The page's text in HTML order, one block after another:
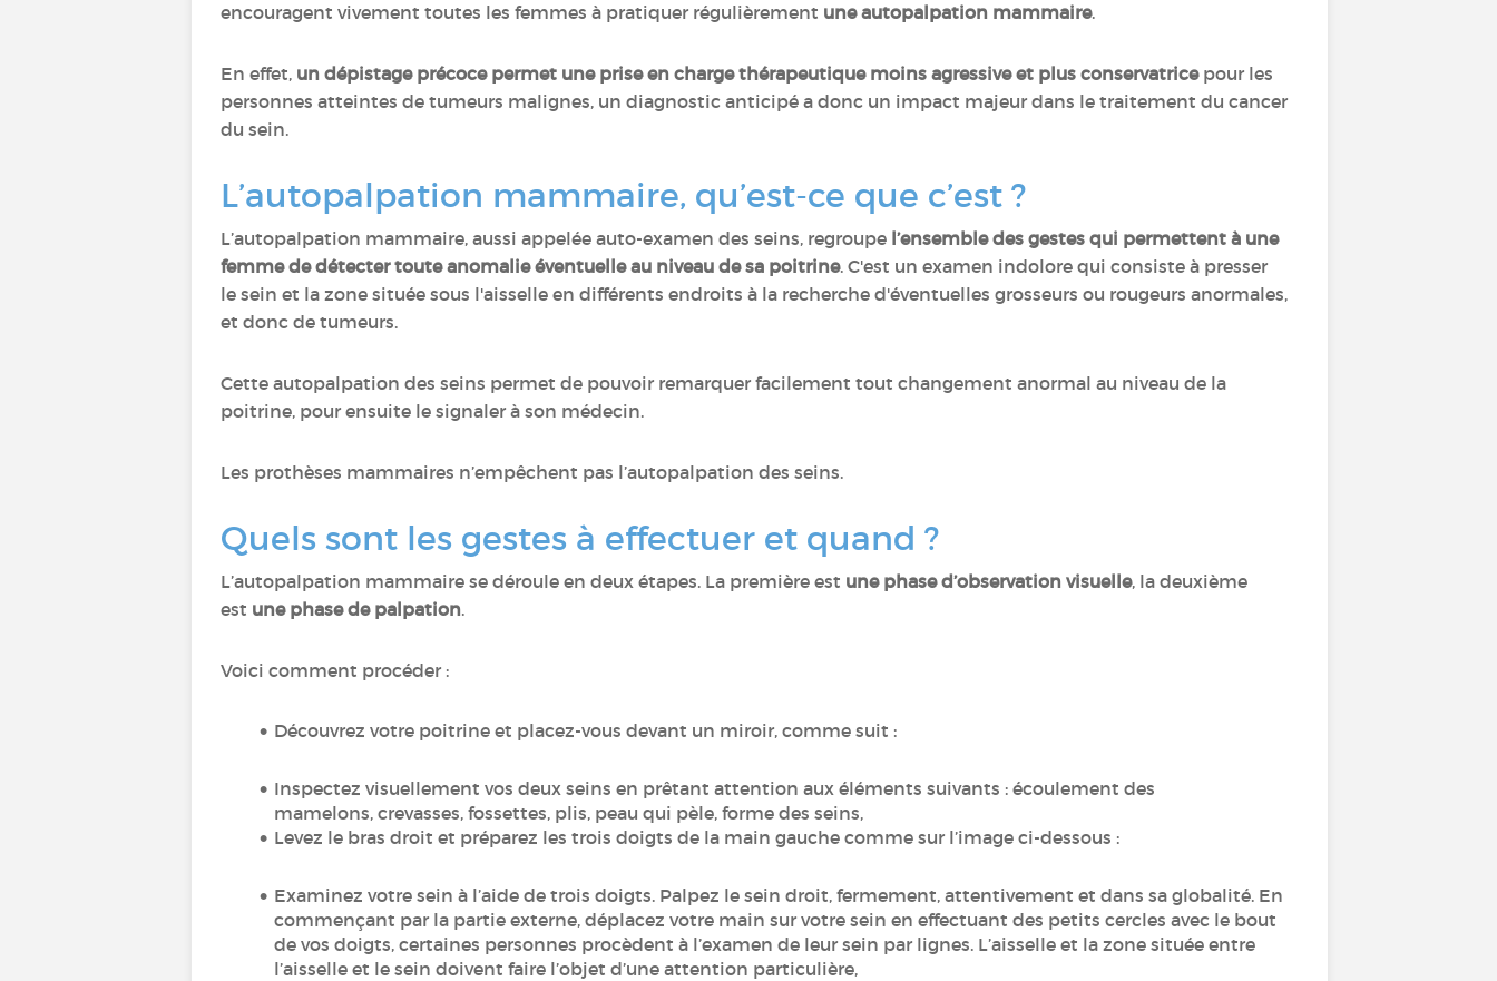
encouragent vivement toutes les femmes à pratiquer régulièrement une autopalpation mammaire.
En effet, un dépistage précoce permet une prise en charge thérapeutique moins agressive et plus conservatricepour les
personnes atteintes de tumeurs malignes, un diagnostic anticipé a donc un impact majeur dans le traitement du cancer
du sein.
L’autopalpation mammaire, qu’est-ce que c’est ?
L’autopalpation mammaire, aussi appelée auto-examen des seins, regroupe l’ensemble des gestes qui permettent à une
femme de détecter toute anomalie éventuelle au niveau de sa poitrine. C'est un examen indolore qui consiste à presser
le sein et la zone située sous l'aisselle en différents endroits à la recherche d'éventuelles grosseurs ou rougeurs anormales,
et donc de tumeurs.
Cette autopalpation des seins permet de pouvoir remarquer facilement tout changement anormal au niveau de la
poitrine, pour ensuite le signaler à son médecin.
Les prothèses mammaires n’empêchent pas l’autopalpation des seins.
Quels sont les gestes à effectuer et quand ?
L’autopalpation mammaire se déroule en deux étapes. La première est une phase d’observation visuelle, la deuxième
est une phase de palpation.
Voici comment procéder :
Découvrez votre poitrine et placez-vous devant un miroir, comme suit :
Inspectez visuellement vos deux seins en prêtant attention aux éléments suivants : écoulement des
mamelons, crevasses, fossettes, plis, peau qui pèle, forme des seins,
Levez le bras droit et préparez les trois doigts de la main gauche comme sur l’image ci-dessous :
Examinez votre sein à l’aide de trois doigts. Palpez le sein droit, fermement, attentivement et dans sa globalité. En
commençant par la partie externe, déplacez votre main sur votre sein en effectuant des petits cercles avec le bout
de vos doigts, certaines personnes procèdent à l’examen de leur sein par lignes. L’aisselle et la zone située entre
l’aisselle et le sein doivent faire l’objet d’une attention particulière,